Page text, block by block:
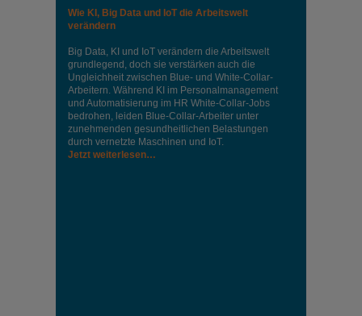
Wie KI, Big Data und IoT die Arbeitswelt
verändern
Big Data, KI und IoT verändern die Arbeitswelt
grundlegend, doch sie verstärken auch die
Ungleichheit zwischen Blue- und White-Collar-
Arbeitern. Während KI im Personalmanagement
und Automatisierung im HR White-Collar-Jobs
bedrohen, leiden Blue-Collar-Arbeiter unter
zunehmenden gesundheitlichen Belastungen
durch vernetzte Maschinen und IoT.
Jetzt weiterlesen…